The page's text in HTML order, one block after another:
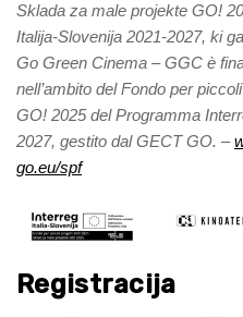
Sklada za male projekte GO!
Italija-Slovenija 2021-2027, ki
Go Green Cinema – GGC è
nell’ambito del Fondo per
GO! 2025 del Programma
2027, gestito dal GECT GO. –
go.eu/spf
Registracija